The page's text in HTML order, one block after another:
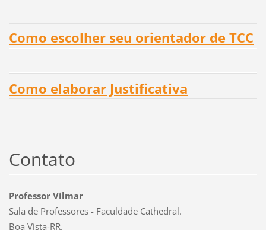
Como escolher seu orientador de TCC
Como elaborar Justificativa
Contato
Professor Vilmar
Sala de Professores - Faculdade Cathedral.
Boa Vista-RR.